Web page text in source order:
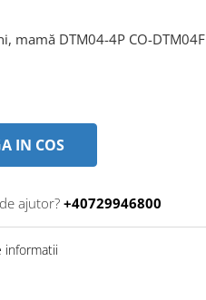
mamă DTM04-4P CO-DTM04F
IN COS
ajutor? +40729946800
informatii